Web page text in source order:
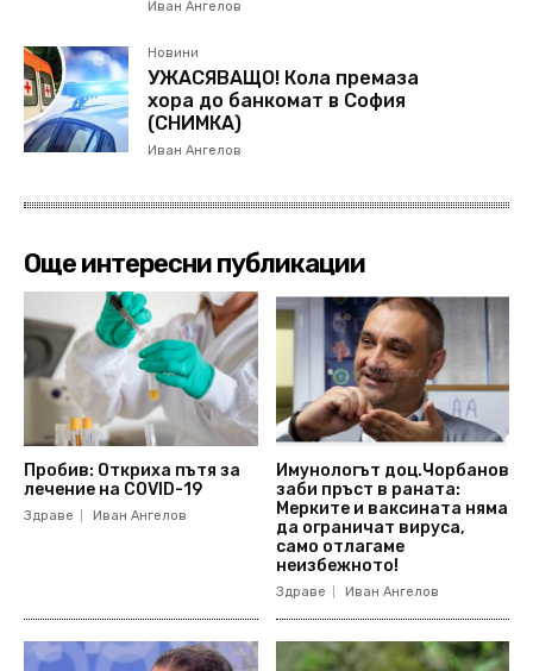
Иван Ангелов
Новини
УЖАСЯВАЩО! Кола премаза
хора до банкомат в София
(СНИМКА)
Иван Ангелов
Още интересни публикации
Пробив: Откриха пътя за
лечение на COVID-19
Здраве Иван Ангелов
Имунологът доц.Чорбанов
заби пръст в раната:
Мерките и ваксината няма
да ограничат вируса,
само отлагаме
неизбежното!
Здраве Иван Ангелов